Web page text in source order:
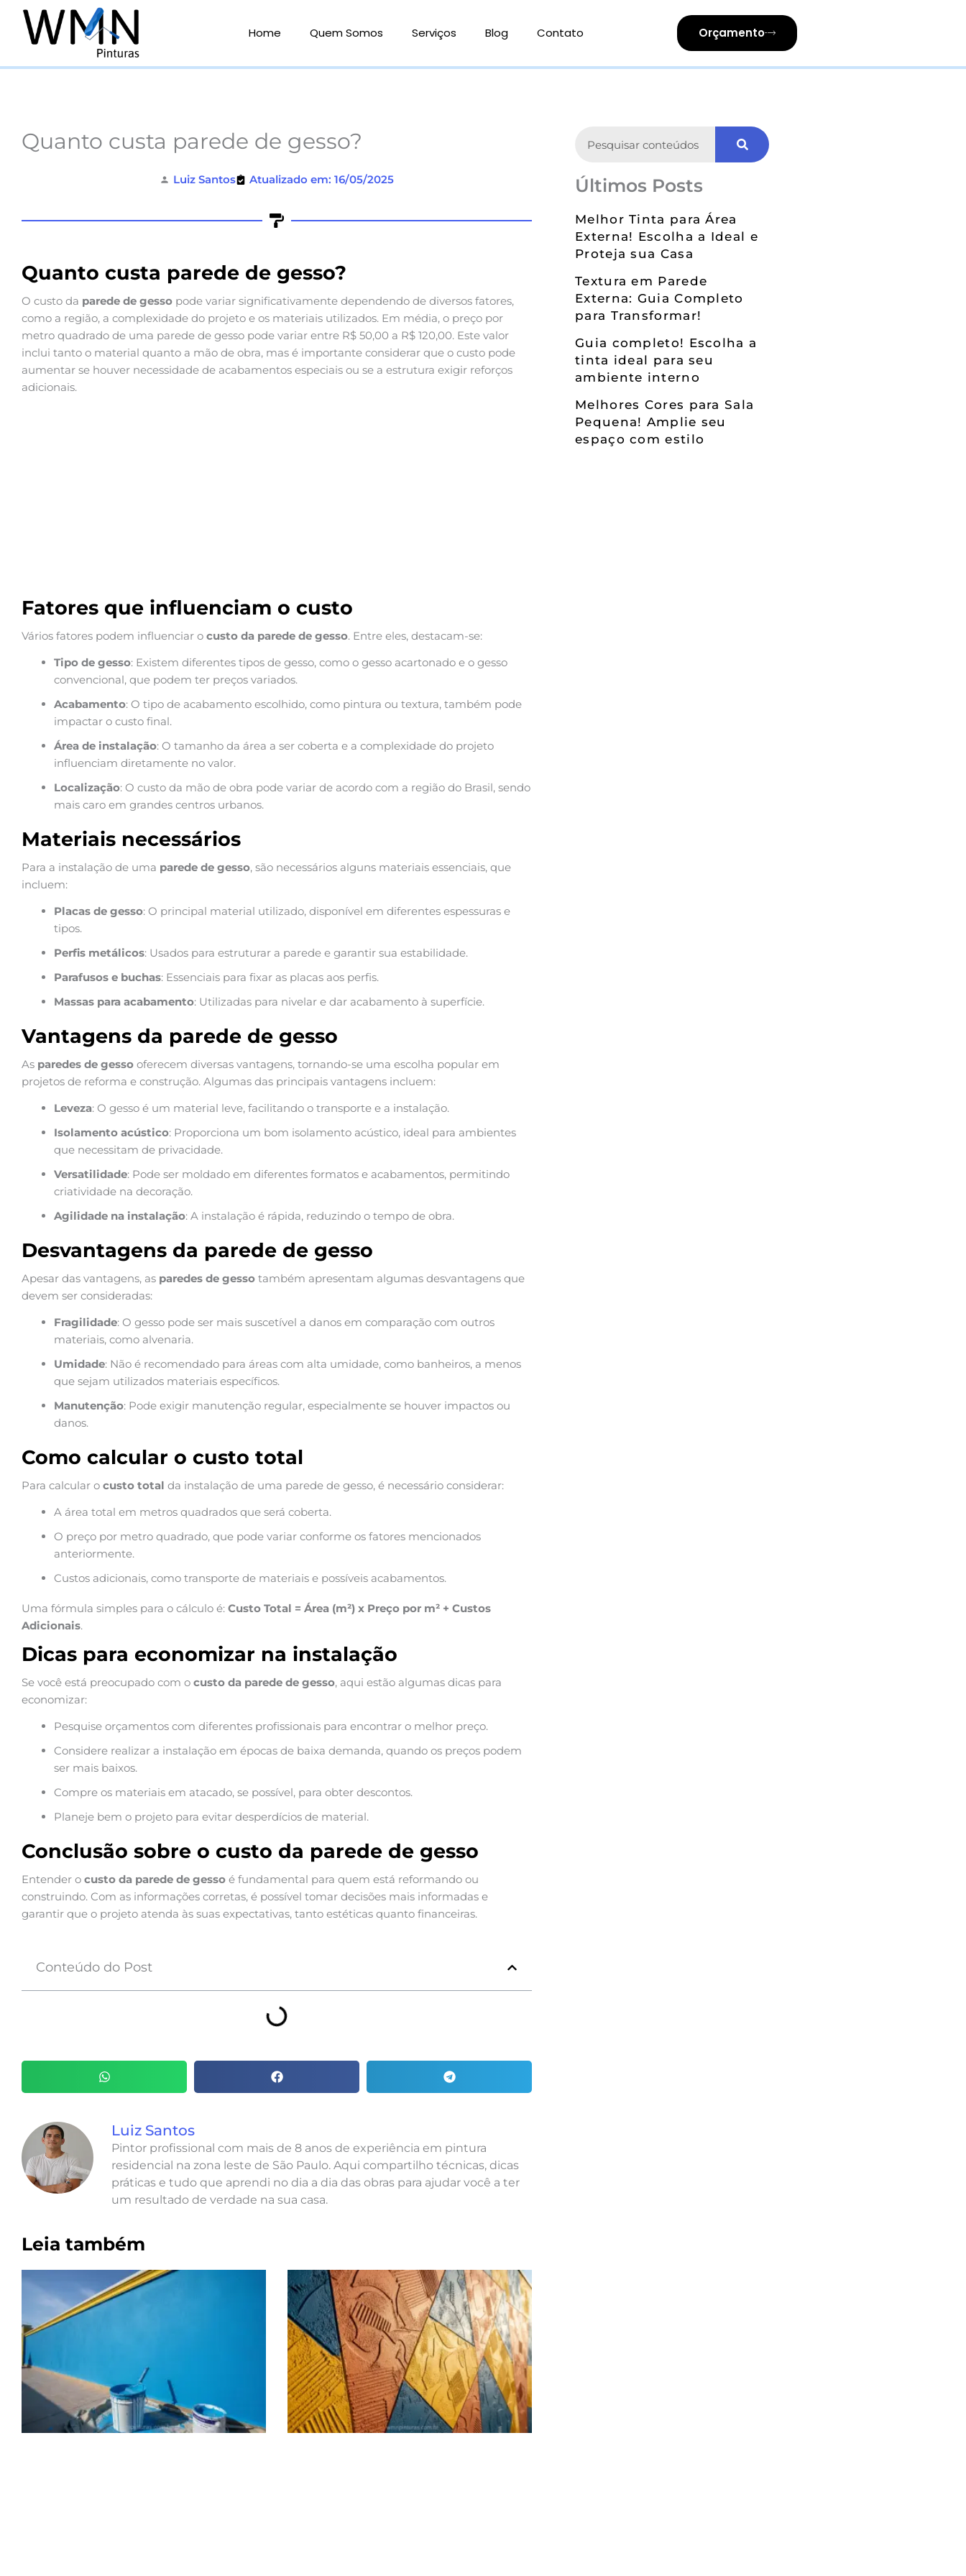
Home Quem Somos Serviços Blog Contato Orçamento
Quanto custa parede de gesso?
Luiz Santos Atualizado em: 16/05/2025
Quanto custa parede de gesso?
O custo da parede de gesso pode variar significativamente dependendo de diversos fatores,
como a região, a complexidade do projeto e os materiais utilizados. Em média, o preço por
metro quadrado de uma parede de gesso pode variar entre R$ 50,00 a R$ 120,00. Este valor
inclui tanto o material quanto a mão de obra, mas é importante considerar que o custo pode
aumentar se houver necessidade de acabamentos especiais ou se a estrutura exigir reforços
adicionais.
Fatores que influenciam o custo
Vários fatores podem influenciar o custo da parede de gesso. Entre eles, destacam-se:
Tipo de gesso: Existem diferentes tipos de gesso, como o gesso acartonado e o gesso
convencional, que podem ter preços variados.
Acabamento: O tipo de acabamento escolhido, como pintura ou textura, também pode
impactar o custo final.
Área de instalação: O tamanho da área a ser coberta e a complexidade do projeto
influenciam diretamente no valor.
Localização: O custo da mão de obra pode variar de acordo com a região do Brasil, sendo
mais caro em grandes centros urbanos.
Materiais necessários
Para a instalação de uma parede de gesso, são necessários alguns materiais essenciais, que
incluem:
Placas de gesso: O principal material utilizado, disponível em diferentes espessuras e
tipos.
Perfis metálicos: Usados para estruturar a parede e garantir sua estabilidade.
Parafusos e buchas: Essenciais para fixar as placas aos perfis.
Massas para acabamento: Utilizadas para nivelar e dar acabamento à superfície.
Vantagens da parede de gesso
As paredes de gesso oferecem diversas vantagens, tornando-se uma escolha popular em
projetos de reforma e construção. Algumas das principais vantagens incluem:
Leveza: O gesso é um material leve, facilitando o transporte e a instalação.
Isolamento acústico: Proporciona um bom isolamento acústico, ideal para ambientes
que necessitam de privacidade.
Versatilidade: Pode ser moldado em diferentes formatos e acabamentos, permitindo
criatividade na decoração.
Agilidade na instalação: A instalação é rápida, reduzindo o tempo de obra.
Desvantagens da parede de gesso
Apesar das vantagens, as paredes de gesso também apresentam algumas desvantagens que
devem ser consideradas:
Fragilidade: O gesso pode ser mais suscetível a danos em comparação com outros
materiais, como alvenaria.
Umidade: Não é recomendado para áreas com alta umidade, como banheiros, a menos
que sejam utilizados materiais específicos.
Manutenção: Pode exigir manutenção regular, especialmente se houver impactos ou
danos.
Como calcular o custo total
Para calcular o custo total da instalação de uma parede de gesso, é necessário considerar:
A área total em metros quadrados que será coberta.
O preço por metro quadrado, que pode variar conforme os fatores mencionados
anteriormente.
Custos adicionais, como transporte de materiais e possíveis acabamentos.
Uma fórmula simples para o cálculo é: Custo Total = Área (m²) x Preço por m² + Custos
Adicionais.
Dicas para economizar na instalação
Se você está preocupado com o custo da parede de gesso, aqui estão algumas dicas para
economizar:
Pesquise orçamentos com diferentes profissionais para encontrar o melhor preço.
Considere realizar a instalação em épocas de baixa demanda, quando os preços podem
ser mais baixos.
Compre os materiais em atacado, se possível, para obter descontos.
Planeje bem o projeto para evitar desperdícios de material.
Conclusão sobre o custo da parede de gesso
Entender o custo da parede de gesso é fundamental para quem está reformando ou
construindo. Com as informações corretas, é possível tomar decisões mais informadas e
garantir que o projeto atenda às suas expectativas, tanto estéticas quanto financeiras.
Conteúdo do Post
Luiz Santos
Pintor profissional com mais de 8 anos de experiência em pintura
residencial na zona leste de São Paulo. Aqui compartilho técnicas, dicas
práticas e tudo que aprendi no dia a dia das obras para ajudar você a ter
um resultado de verdade na sua casa.
Leia também
Últimos Posts
Melhor Tinta para Área
Externa! Escolha a Ideal e
Proteja sua Casa
Textura em Parede
Externa: Guia Completo
para Transformar!
Guia completo! Escolha a
tinta ideal para seu
ambiente interno
Melhores Cores para Sala
Pequena! Amplie seu
espaço com estilo